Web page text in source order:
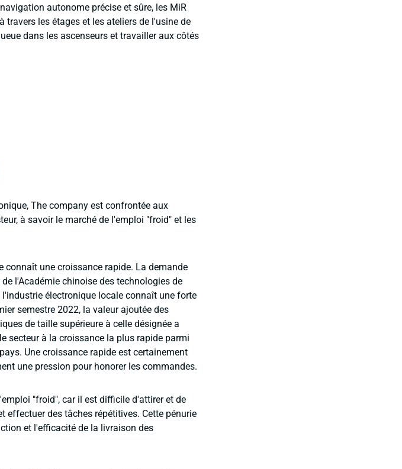
autonome précise et sûre, les MiR
travers les étages et les ateliers de l'usine de
dans les ascenseurs et travailler aux côtés
The company est confrontée aux
à savoir le marché de l'emploi "froid" et les
connaît une croissance rapide. La demande
l'Académie chinoise des technologies de
électronique locale connaît une forte
semestre 2022, la valeur ajoutée des
de taille supérieure à celle désignée a
secteur à la croissance la plus rapide parmi
Une croissance rapide est certainement
une pression pour honorer les commandes.
"froid", car il est difficile d'attirer et de
effectuer des tâches répétitives. Cette pénurie
et l'efficacité de la livraison des